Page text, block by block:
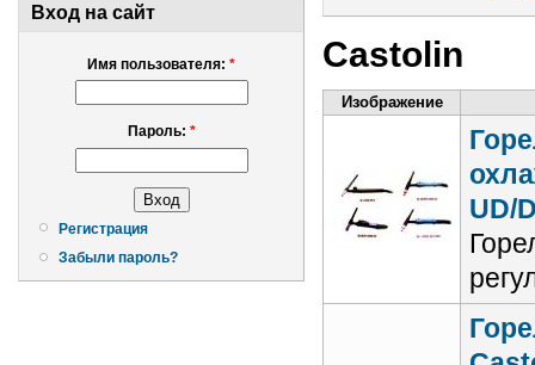
Вход на сайт
Имя пользователя: *
Пароль: *
Регистрация
Забыли пароль?
Castolin
Изображение
UD/